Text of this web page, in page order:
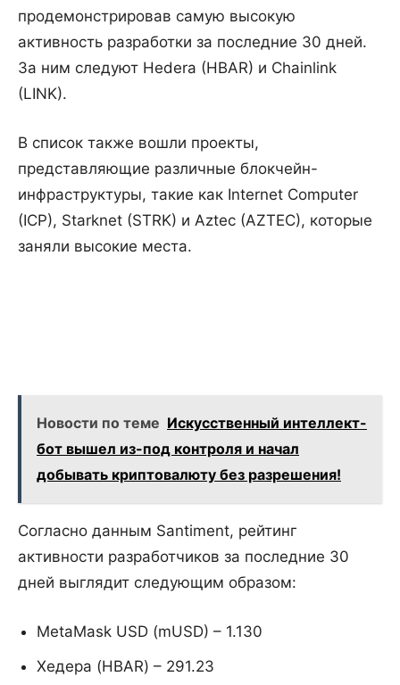
продемонстрировав самую высокую
активность разработки за последние 30 дней.
За ним следуют Hedera (HBAR) и Chainlink
(LINK).
В список также вошли проекты,
представляющие различные блокчейн-
инфраструктуры, такие как Internet Computer
(ICP), Starknet (STRK) и Aztec (AZTEC), которые
заняли высокие места.
Новости по теме Искусственный интеллект-
бот вышел из-под контроля и начал
добывать криптовалюту без разрешения!
Согласно данным Santiment, рейтинг
активности разработчиков за последние 30
дней выглядит следующим образом:
MetaMask USD (mUSD) – 1.130
Хедера (HBAR) – 291.23